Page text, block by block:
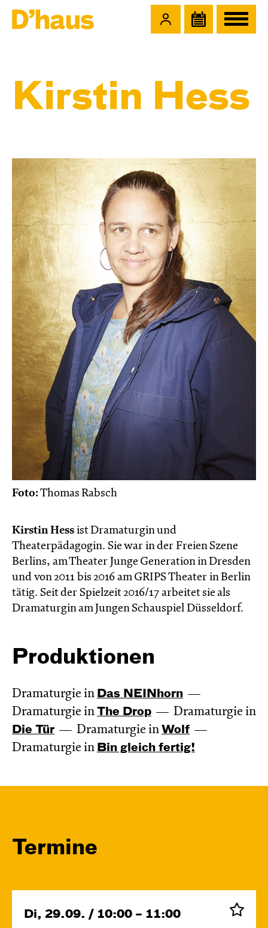
Kirstin Hess
Foto:Thomas Rabsch
Kirstin Hess ist Dramaturgin und
Theaterpädagogin. Sie war in der Freien Szene
Berlins, am Theater Junge Generation in Dresden
und von 2011 bis 2016 am GRIPS Theater in Berlin
tätig. Seit der Spielzeit 2016/17 arbeitet sie als
Dramaturgin am Jungen Schauspiel Düsseldorf.
Produktionen
Dramaturgie in Das NEIN­horn
Dramaturgie in The Drop Dramaturgie in
Die Tür Dramaturgie in Wolf
Dramaturgie in Bin gleich fertig!
Termine
Di, 29.09. / 10:00 – 11:00